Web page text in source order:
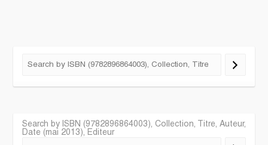
Search by ISBN (9782896864003), Collection, Titre, Auteur,
Date (mai 2013), Editeur